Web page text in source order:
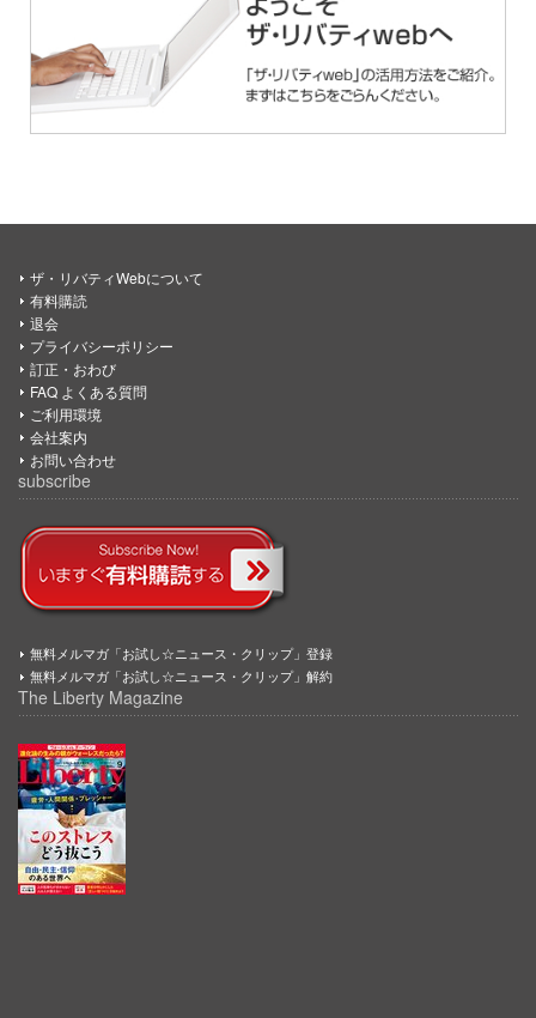
ザ・リバティWebについて
有料購読
退会
プライバシーポリシー
訂正・おわび
FAQ よくある質問
ご利用環境
会社案内
お問い合わせ
subscribe
無料メルマガ「お試し☆ニュース・クリップ」登録
無料メルマガ「お試し☆ニュース・クリップ」解約
The Liberty Magazine